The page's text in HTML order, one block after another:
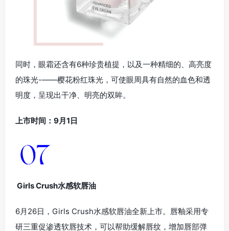
同时，眼霜还含有6种珍贵植提，以及一种精细的、高亮度
的珠光-——樱花粉红珠光，可使眼周具有自然的血色和透
明度，呈现出干净、明亮的双眸。
上市时间：9月1日
Girls Crush水感软唇油
6月26日，Girls Crush水感软唇油全新上市。唇釉采用专
研三重促渗透软唇技术，可以帮助缓解唇纹，增加唇部弹